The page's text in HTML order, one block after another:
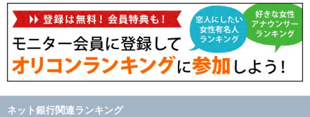
ネット銀行関連ランキング